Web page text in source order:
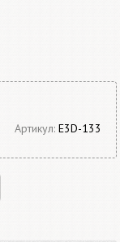
Артикул: E3D-133